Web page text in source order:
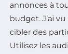
annonces à
budget. J’ai
cibler des
Utilisez les